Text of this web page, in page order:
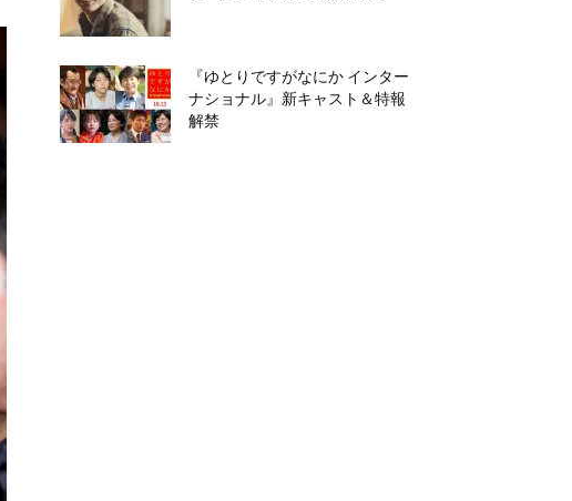
『ゆとりですがなにか インター
ナショナル』新キャスト＆特報
解禁